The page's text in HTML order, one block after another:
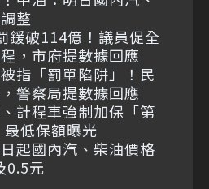
整
鍰破114億！議員促全
，市府提數據回應
指「罰單陷阱」！民
警察局提數據回應
計程車強制加保「第
低保額曝光
起國內汽、柴油價格
0.5元